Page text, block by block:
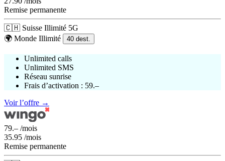
Remise permanente
🇨🇭 Suisse Illimité 5G
🌍 Monde Illimité 40 dest.
Unlimited calls
Unlimited SMS
Réseau sunrise
Frais d’activation : 59.–
Voir l’offre →
79.– /mois
35.95 /mois
Remise permanente